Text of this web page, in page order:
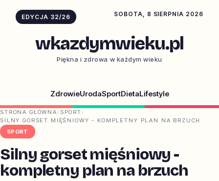
EDYCJA 32/26 SOBOTA, 8 SIERPNIA 2026
wkazdymwieku.pl
Piękna i zdrowa w każdym wieku
ZdrowieUrodaSportDietaLifestyle
STRONA GŁÓWNA › SPORT ›
SILNY GORSET MIĘŚNIOWY - KOMPLETNY PLAN NA BRZUCH
SPORT
Silny gorset mięśniowy -
kompletny plan na brzuch